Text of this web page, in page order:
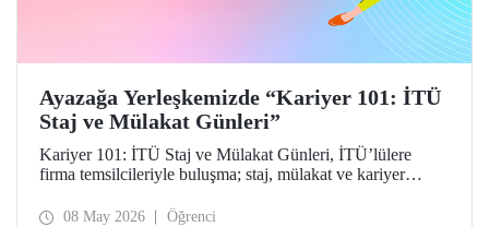
Ayazağa Yerleşkemizde “Kariyer 101: İTÜ
Staj ve Mülakat Günleri”
Kariyer 101: İTÜ Staj ve Mülakat Günleri, İTÜ’lülere
firma temsilcileriyle buluşma; staj, mülakat ve kariyer
08 May 2026 Öğrenci